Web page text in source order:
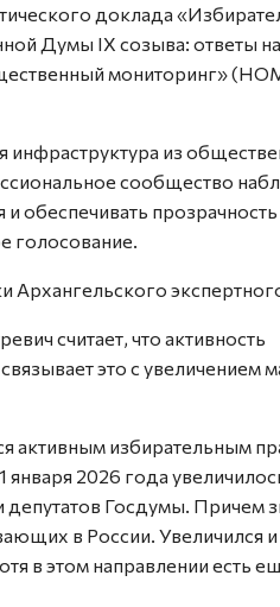
доклада
Думы IX созыва: ответы
мониторинг»
инфраструктура из
сообщество
обеспечивать прозрачность
голосование.
считает, что активность
это с увеличением
активным избирательным
2026 года
Госдумы. Причем
в России. Увеличился
в этом направлении есть